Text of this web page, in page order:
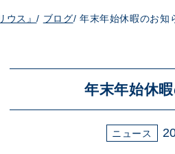
ウス』/ ブログ/ 年末年始休暇のお知
年末年始休
ニュース
展示のお申し込み